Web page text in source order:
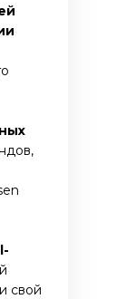
свой